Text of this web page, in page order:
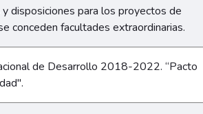
disposiciones para los proyectos de
conceden facultades extraordinarias.
de Desarrollo 2018-2022. “Pacto